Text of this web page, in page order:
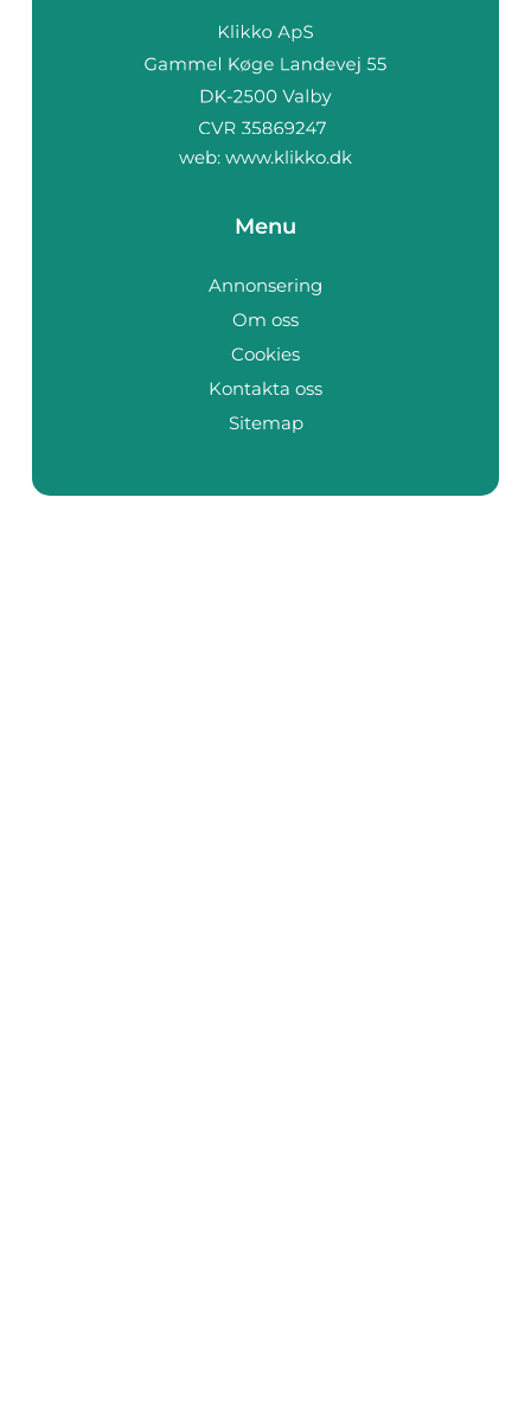
web: www.klikko.dk
Menu
Annonsering
Om oss
Cookies
Kontakta oss
Sitemap